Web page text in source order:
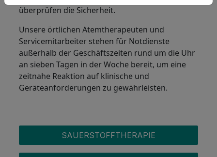
überprüfen die Sicherheit.
Unsere örtlichen Atemtherapeuten und
Servicemitarbeiter stehen für Notdienste
außerhalb der Geschäftszeiten rund um die Uhr
an sieben Tagen in der Woche bereit, um eine
zeitnahe Reaktion auf klinische und
Geräteanforderungen zu gewährleisten.
OXYGEN MENUSAUERSTOFFTHERAPIE